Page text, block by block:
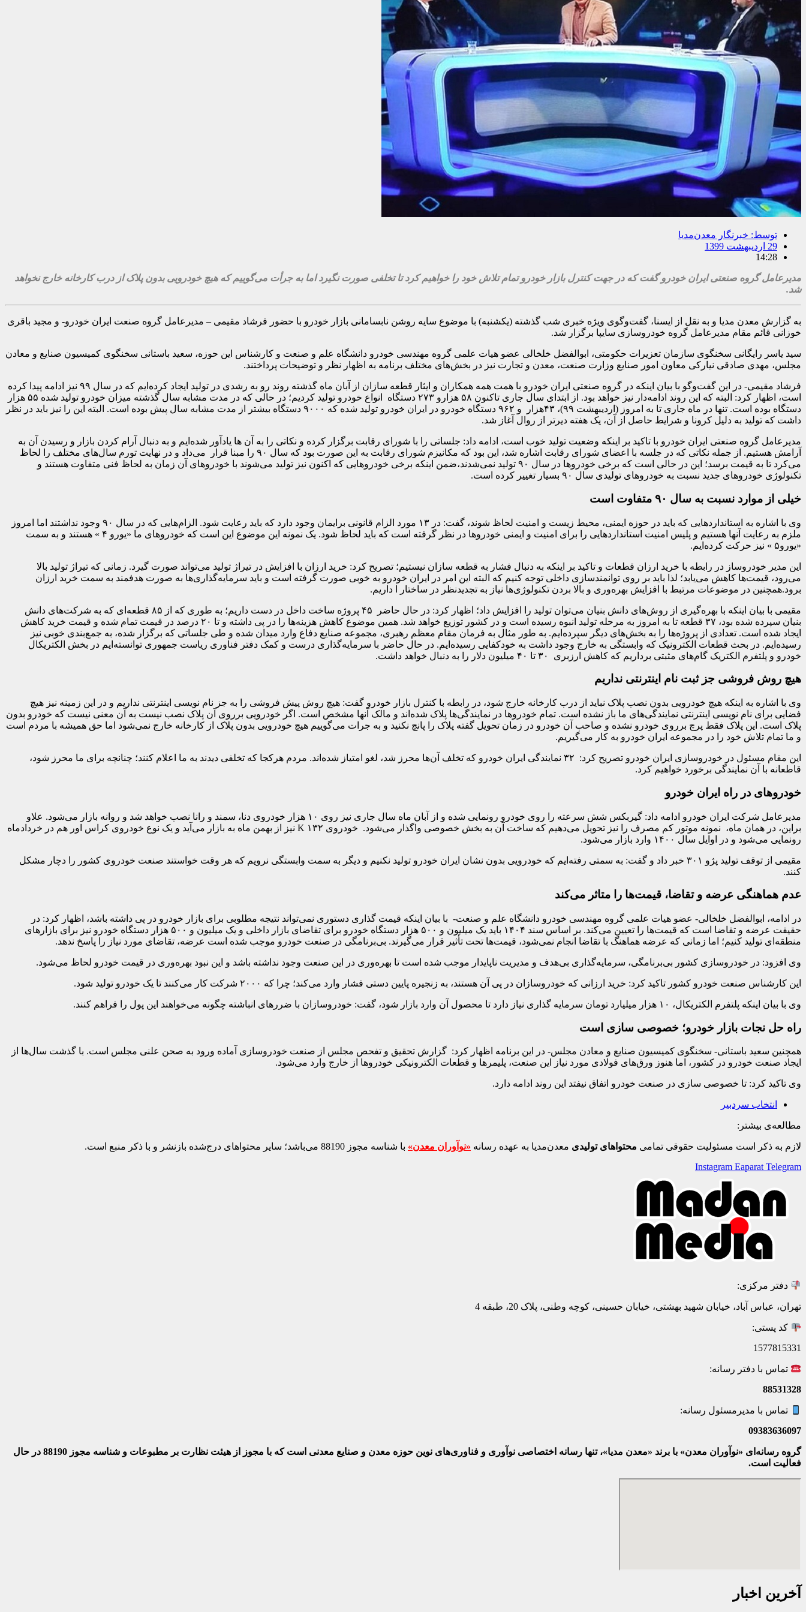
توسط: خبرنگار معدن‌مدیا
29 اردیبهشت 1399
14:28
مدیرعامل گروه صنعتی ایران خودرو گفت که در جهت کنترل بازار خودرو تمام تلاش خود را خواهیم کرد تا تخلفی صورت نگیرد اما به جرأت می‌گوییم که هیچ خودرویی بدون پلاک از درب کارخانه خارج نخواهد
شد.
به گزارش معدن مدیا و به نقل از ایسنا، گفت‌وگوی ویژه خبری شب گذشته (یکشنبه) با موضوع سایه روشن نابسامانی بازار خودرو با حضور فرشاد مقیمی – مدیرعامل گروه صنعت ایران خودرو- و مجید باقری
خوزانی قائم مقام مدیرعامل گروه خودروسازی سایپا برگزار شد.
سید یاسر رایگانی سخنگوی سازمان تعزیرات حکومتی، ابوالفضل خلخالی عضو هیات علمی گروه مهندسی خودرو دانشگاه علم و صنعت و کارشناس این حوزه، سعید باستانی سخنگوی کمیسیون صنایع و معادن
مجلس، مهدی صادقی نیارکی معاون امور صنایع وزارت صنعت، معدن و تجارت نیز در بخش‌های مختلف برنامه به اظهار نظر و توضیحات پرداختند.
فرشاد مقیمی- در این گفت‌وگو با بیان اینکه در گروه صنعتی ایران خودرو با همت همه همکاران و ایثار قطعه سازان از آبان ماه گذشته روند رو به رشدی در تولید ایجاد کرده‌ایم که در سال ۹۹ نیز ادامه پیدا کرده
است، اظهار کرد: البته که این روند ادامه‌دار نیز خواهد بود. از ابتدای سال جاری تاکنون ۵۸ هزارو ۲۷۳ دستگاه انواع خودرو تولید کردیم؛ در حالی که در مدت مشابه سال گذشته میزان خودرو تولید شده ۵۵ هزار
دستگاه بوده است. تنها در ماه جاری تا به امروز (اردیبهشت ۹۹)، ۴۳هزار و ۹۶۲ دستگاه خودرو در ایران خودرو تولید شده که ۹۰۰۰ دستگاه بیشتر از مدت مشابه سال پیش بوده است. البته این را نیز باید در نظر
داشت که تولید به دلیل کرونا و شرایط حاصل از آن، یک هفته دیرتر از روال آغاز شد.
مدیرعامل گروه صنعتی ایران خودرو با تاکید بر اینکه وضعیت تولید خوب است، ادامه داد: جلساتی را با شورای رقابت برگزار کرده و نکاتی را به آن ها یادآور شده‌ایم و به دنبال آرام کردن بازار و رسیدن آن به
آرامش هستیم. از جمله نکاتی که در جلسه با اعضای شورای رقابت اشاره شد، این بود که مکانیزم شورای رقابت به این صورت بود که سال ۹۰ را مبنا قرار می‌داد و در نهایت تورم سال‌های مختلف را لحاظ
می‌کرد تا به قیمت برسد؛ این در حالی است که برخی خودروها در سال ۹۰ تولید نمی‌شدند،ضمن اینکه برخی خودروهایی که اکنون نیز تولید می‌شوند با خودروهای آن زمان به لحاظ فنی متفاوت هستند و
تکنولوژی خودروهای جدید نسبت به خودروهای تولیدی سال ۹۰ بسیار تغییر کرده است.
خیلی از موارد نسبت به سال ۹۰ متفاوت است
وی با اشاره به استانداردهایی که باید در حوزه ایمنی، محیط زیست و امنیت لحاظ شوند، گفت: در ۱۳ مورد الزام قانونی برایمان وجود دارد که باید رعایت شود. الزام‌هایی که در سال ۹۰ وجود نداشتند اما امروز
ملزم به رعایت آنها هستیم و پلیس امنیت استانداردهایی را برای امنیت و ایمنی خودروها در نظر گرفته است که باید لحاظ شود. یک نمونه این موضوع این است که خودروهای ما «یورو ۴ » هستند و به سمت
«یورو۵ » نیز حرکت کرده‌ایم.
این مدیر خودروساز در رابطه با خرید ارزان قطعات و تاکید بر اینکه به دنبال فشار به قطعه سازان نیستیم؛ تصریح کرد: خرید ارزان با افزایش در تیراژ تولید می‌تواند صورت گیرد. زمانی که تیراژ تولید بالا
می‌رود، قیمت‌ها کاهش می‌یابد؛ لذا باید بر روی توانمندسازی داخلی توجه کنیم که البته این امر در ایران خودرو به خوبی صورت گرفته است و باید سرمایه‌گذاری‌ها به صورت هدفمند به سمت خرید ارزان
برود.همچنین در موضوعات مرتبط با افزایش بهره‌وری و بالا بردن تکنولوژی‌ها نیاز به تجدیدنظر در ساختار ا داریم.
مقیمی با بیان اینکه با بهره‌گیری از روش‌های دانش بنیان می‌توان تولید را افزایش داد؛ اظهار کرد: در حال حاضر ۴۵ پروژه ساخت داخل در دست داریم؛ به طوری که از ۸۵ قطعه‌ای که به شرکت‌های دانش
بنیان سپرده شده بود، ۳۷ قطعه تا به امروز به مرحله تولید انبوه رسیده است و در کشور توزیع خواهد شد. همین موضوع کاهش هزینه‌ها را در پی داشته و تا ۲۰ درصد در قیمت تمام شده و قیمت خرید کاهش
ایجاد شده است. تعدادی از پروژه‌ها را به بخش‌های دیگر سپرده‌ایم. به طور مثال به فرمان مقام معظم رهبری، مجموعه صنایع دفاع وارد میدان شده و طی جلساتی که برگزار شده، به جمع‌بندی خوبی نیز
رسیده‌ایم. در بحث قطعات الکترونیک که وابستگی به خارج وجود داشت به خودکفایی رسیده‌ایم. در حال حاضر با سرمایه‌گذاری درست و کمک دفتر فناوری ریاست جمهوری توانسته‌ایم در بخش الکتریکال
خودرو و پلتفرم الکتریک گام‌های مثبتی برداریم که کاهش ارزبری ۳۰ تا ۴۰ میلیون دلار را به دنبال خواهد داشت.
هیچ روش فروشی جز ثبت نام اینترنتی نداریم
وی با اشاره به اینکه هیچ خودرویی بدون نصب پلاک نباید از درب کارخانه خارج شود، در رابطه با کنترل بازار خودرو گفت: هیچ روش پیش فروشی را به جز نام نویسی اینترنتی نداریم و در این زمینه نیز هیچ
فضایی برای نام نویسی اینترنتی نمایندگی‌های ما باز نشده است. تمام خودروها در نمایندگی‌ها پلاک شده‌اند و مالک آنها مشخص است. اگر خودرویی برروی آن پلاک نصب نیست به آن معنی نیست که خودرو بدون
پلاک است. این پلاک فقط پرچ برروی خودرو نشده و صاحب آن خودرو در زمان تحویل گفته پلاک را پانچ نکنید و به جرات می‌گوییم‌ هیچ خودرویی بدون پلاک از کارخانه خارج نمی‌شود اما حق همیشه با مردم است
و ما تمام تلاش خود را در مجموعه ایران خودرو به کار می‌گیریم.
این مقام مسئول در خودروسازی ایران خودرو تصریح کرد: ۳۲ نمایندگی ایران خودرو که تخلف آن‌ها محرز شد، لغو امتیاز شده‌اند. مردم هرکجا که تخلفی دیدند به ما اعلام کنند؛ چنانچه برای ما محرز شود،
قاطعانه با آن نمایندگی‌ برخورد خواهیم کرد.
خودروهای در راه ایران خودرو
مدیرعامل شرکت ایران خودرو ادامه داد: گیربکس شش سرعته را روی خودرو رونمایی شده و از آبان ماه سال جاری نیز روی ۱۰ هزار خودروی دنا، سمند و رانا نصب خواهد شد و روانه بازار می‌شود. علاو
براین، در همان ماه، نمونه موتور کم مصرف را نیز تحویل می‌دهیم که ساخت آن به بخش خصوصی واگذار می‌شود. خودروی ۱۳۲ K نیز از بهمن ماه به بازار می‌آید و یک نوع خودروی کراس اور هم در خردادماه
رونمایی می‌شود و در اوایل سال ۱۴۰۰ وارد بازار می‌شود.
مقیمی از توقف تولید پژو ۳۰۱ خبر داد و گفت: به سمتی رفته‌ایم که خودرویی بدون نشان ایران خودرو تولید نکنیم و دیگر به سمت وابستگی نرویم که هر وقت خواستند صنعت خودروی کشور را دچار مشکل
کنند.
عدم هماهنگی عرضه و تقاضا، قیمت‌ها را متاثر می‌کند
در ادامه، ابوالفضل خلخالی- عضو هیات علمی گروه مهندسی خودرو دانشگاه علم و صنعت- با بیان اینکه قیمت گذاری دستوری نمی‌تواند نتیجه مطلوبی برای بازار خودرو در پی داشته باشد، اظهار کرد: در
حقیقت عرضه و تقاضا است که قیمت‌ها را تعیین می‌کند. بر اساس سند ۱۴۰۴ باید یک میلیون و ۵۰۰ هزار دستگاه خودرو برای تقاضای بازار داخلی و یک میلیون و ۵۰۰ هزار دستگاه خودرو نیز برای بازارهای
منطقه‌ای تولید کنیم؛ اما زمانی که عرضه هماهنگ با تقاضا انجام نمی‌شود، قیمت‌ها تحت تأثیر قرار می‌گیرند. بی‌برنامگی در صنعت خودرو موجب شده است عرضه، تقاضای مورد نیاز را پاسخ ندهد.
وی افزود: در خودروسازی کشور بی‌برنامگی، سرمایه‌گذاری بی‌هدف و مدیریت ناپایدار موجب شده است تا بهره‌وری در این صنعت وجود نداشته باشد و این نبود بهره‌وری در قیمت خودرو لحاظ می‌شود.
این کارشناس صنعت خودرو کشور تاکید کرد: خرید ارزانی که خودروسازان در پی آن هستند، به زنجیره پایین دستی فشار وارد می‌کند؛ چرا که ۲۰۰۰ شرکت کار می‌کنند تا یک خودرو تولید شود.
وی با بیان اینکه پلتفرم الکتریکال، ۱۰ هزار میلیارد تومان سرمایه گذاری نیاز دارد تا محصول آن وارد بازار شود، گفت: خودروسازان با ضررهای انباشته چگونه می‌خواهند این پول را فراهم کنند.
راه حل نجات بازار خودرو؛ خصوصی سازی است
همچنین سعید باستانی- سخنگوی کمیسیون صنایع و معادن مجلس- در این برنامه اظهار کرد: گزارش تحقیق و تفحص مجلس از صنعت خودروسازی آماده ورود به صحن علنی مجلس است. با گذشت سال‌ها از
ایجاد صنعت خودرو در کشور، اما هنوز ورق‌های فولادی مورد نیاز این صنعت، پلیمرها و قطعات الکترونیکی خودروها از خارج وارد می‌شود.
وی تاکید کرد: تا خصوصی سازی در صنعت خودرو اتفاق نیفتد این روند ادامه دارد.
انتخاب سردبیر
مطالعه‌ی بیشتر:
لازم به ذکر است مسئولیت حقوقی تمامی محتواهای تولیدی معدن‌مدیا به عهده رسانه «نوآوران معدن» با شناسه مجوز 88190 می‌باشد؛ سایر محتواهای درج‌شده بازنشر و با ذکر منبع است.
Instagram Eaparat Telegram
دفتر مرکزی:
تهران، عباس آباد، خیابان شهید بهشتی، خیابان حسینی، کوچه وطنی، پلاک 20، طبقه 4
کد پستی:
1577815331
تماس با دفتر رسانه:
88531328
تماس با مدیرمسئول رسانه:
09383636097
گروه رسانه‌ای «نوآوران معدن» با برند «معدن مدیا»، تنها رسانه اختصاصی نوآوری و فناوری‌های نوین حوزه معدن و صنایع معدنی‌ است که با مجوز از هیئت نظارت بر مطبوعات
و شناسه مجوز 88190 در حال
فعالیت است.
آخرین اخبار